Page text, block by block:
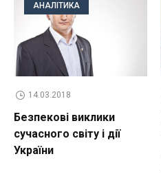
АНАЛІТИКА
14.03.2018
Безпекові виклики
сучасного світу і дії
України